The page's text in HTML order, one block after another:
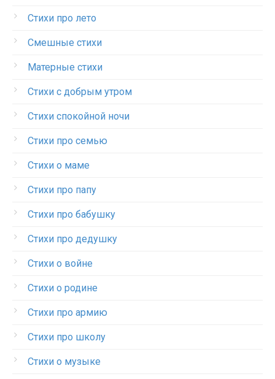
Стихи про лето
Смешные стихи
Матерные стихи
Стихи с добрым утром
Стихи спокойной ночи
Стихи про семью
Стихи о маме
Стихи про папу
Стихи про бабушку
Стихи про дедушку
Стихи о войне
Стихи о родине
Стихи про армию
Стихи про школу
Стихи о музыке